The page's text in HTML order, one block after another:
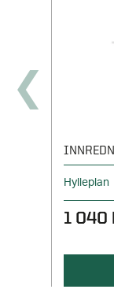
Hylleplan
1 040